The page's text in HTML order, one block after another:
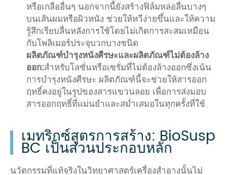
หรือเกลืออื่นๆ นอกจากนี้ยังสร้างฟิล์มหล่อลื่นบางๆ
บนเส้นผมหรือผิวหนัง ช่วยให้หวีง่ายขึ้นและให้ความ
รู้สึกเรียบลื่นหลังการใช้โดยไม่เกิดการสะสมเหมือน
กับโพลิเมอร์ประจุบวกบางชนิด
ผลิตภัณฑ์บำรุงหนังศีรษะและผลิตภัณฑ์ไม่ต้องล้าง
ออก:สำหรับโลชั่นหรือเซรั่มที่ไม่ต้องล้างออกซึ่งเน้น
การบำรุงหนังศีรษะ ผลิตภัณฑ์นี้จะช่วยให้สารออก
ฤทธิ์คงอยู่ในรูปของสารแขวนลอย เพื่อการส่งมอบ
สารออกฤทธิ์ที่แม่นยำและสม่ำเสมอในทุกครั้งที่ใช้
เมทริกซ์สูตรการสร้าง: BioSusp
BC เป็นส่วนประกอบหลัก
นวัตกรรมที่แท้จริงในวิทยาศาสตร์เครื่องสำอางนั้นไม่